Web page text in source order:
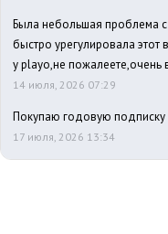
Была небольшая проблема
быстро урегулировала этот
у playo,не
14 июля, 2026 07:29
Покупаю годовую подписку
17 июля, 2026 13:34